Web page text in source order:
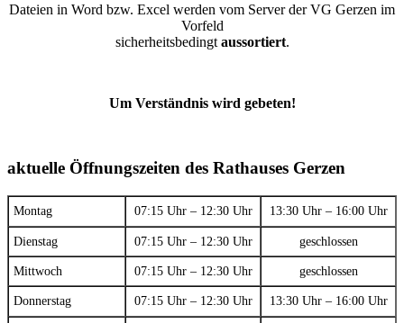
Dateien in Word bzw. Excel werden vom Server der VG Gerzen im
Vorfeld
sicherheitsbedingt aussortiert.
Um Verständnis wird gebeten!
aktuelle Öffnungszeiten des Rathauses Gerzen
Montag 07:15 Uhr – 12:30 Uhr 13:30 Uhr – 16:00 Uhr
Dienstag 07:15 Uhr – 12:30 Uhr geschlossen
Mittwoch 07:15 Uhr – 12:30 Uhr geschlossen
Donnerstag 07:15 Uhr – 12:30 Uhr 13:30 Uhr – 16:00 Uhr